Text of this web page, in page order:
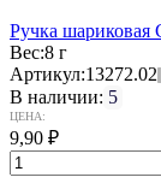
Ручка шариковая
Вес:8 г
Артикул:13272.02
В наличии: 5
ЦЕНА:
9,90 ₽